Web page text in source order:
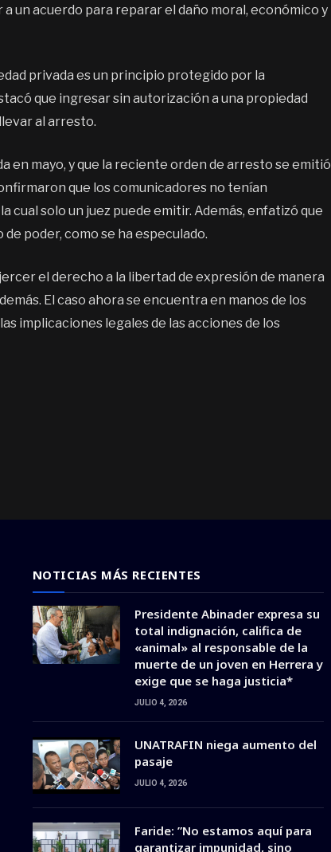
un acuerdo para reparar el daño moral, económico y
privada es un principio protegido por la
que ingresar sin autorización a una propiedad
al arresto.
en mayo, y que la reciente orden de arresto se emitió
que los comunicadores no tenían
cual solo un juez puede emitir. Además, enfatizó que
poder, como se ha especulado.
el derecho a la libertad de expresión de manera
El caso ahora se encuentra en manos de los
implicaciones legales de las acciones de los
NOTICIAS MÁS RECIENTES
Presidente Abinader expresa su
total indignación, califica de
«animal» al responsable de la
muerte de un joven en Herrera y
exige que se haga justicia*
JULIO 4, 2026
UNATRAFIN niega aumento del
pasaje
JULIO 4, 2026
Faride: ”No estamos aquí para
garantizar impunidad, sino